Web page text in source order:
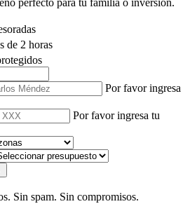
de 2 horas
Por favor ingresa
Por favor ingresa tu
Sin spam. Sin compromisos.